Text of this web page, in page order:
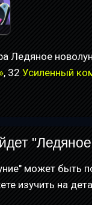
Ледяное
, 32 Усиленный
может быть
изучить на